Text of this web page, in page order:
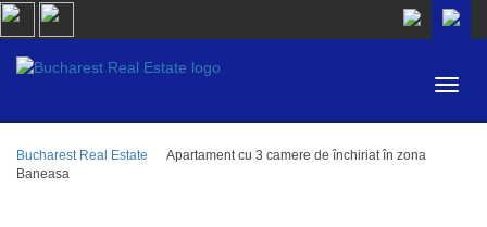
CUMPĂR
ZONĂ
Bucharest Real Estate
Apartament cu 3 camere de închiriat în zona
Baneasa